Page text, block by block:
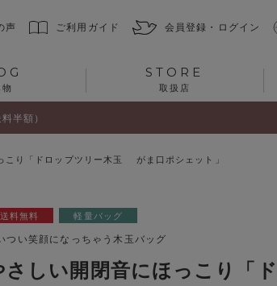
声 ご利用ガイド 会員登録・ログイン
STORE
取扱店
半額）
こり「ドロップツリー木玉 がま口ポシェット」
送料無料 軽量バッグ
つい笑顔になっちゃう木玉バッグ
さしい開閉音にほっこり「